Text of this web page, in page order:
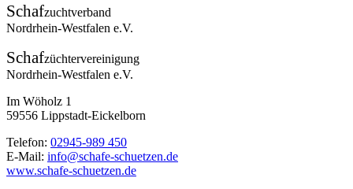
Schafzuchtverband
Nordrhein-Westfalen e.V.
Schafzüchtervereinigung
Nordrhein-Westfalen e.V.
Im Wöholz 1
59556 Lippstadt-Eickelborn
Telefon: 02945-989 450
E-Mail: info@schafe-schuetzen.de
www.schafe-schuetzen.de